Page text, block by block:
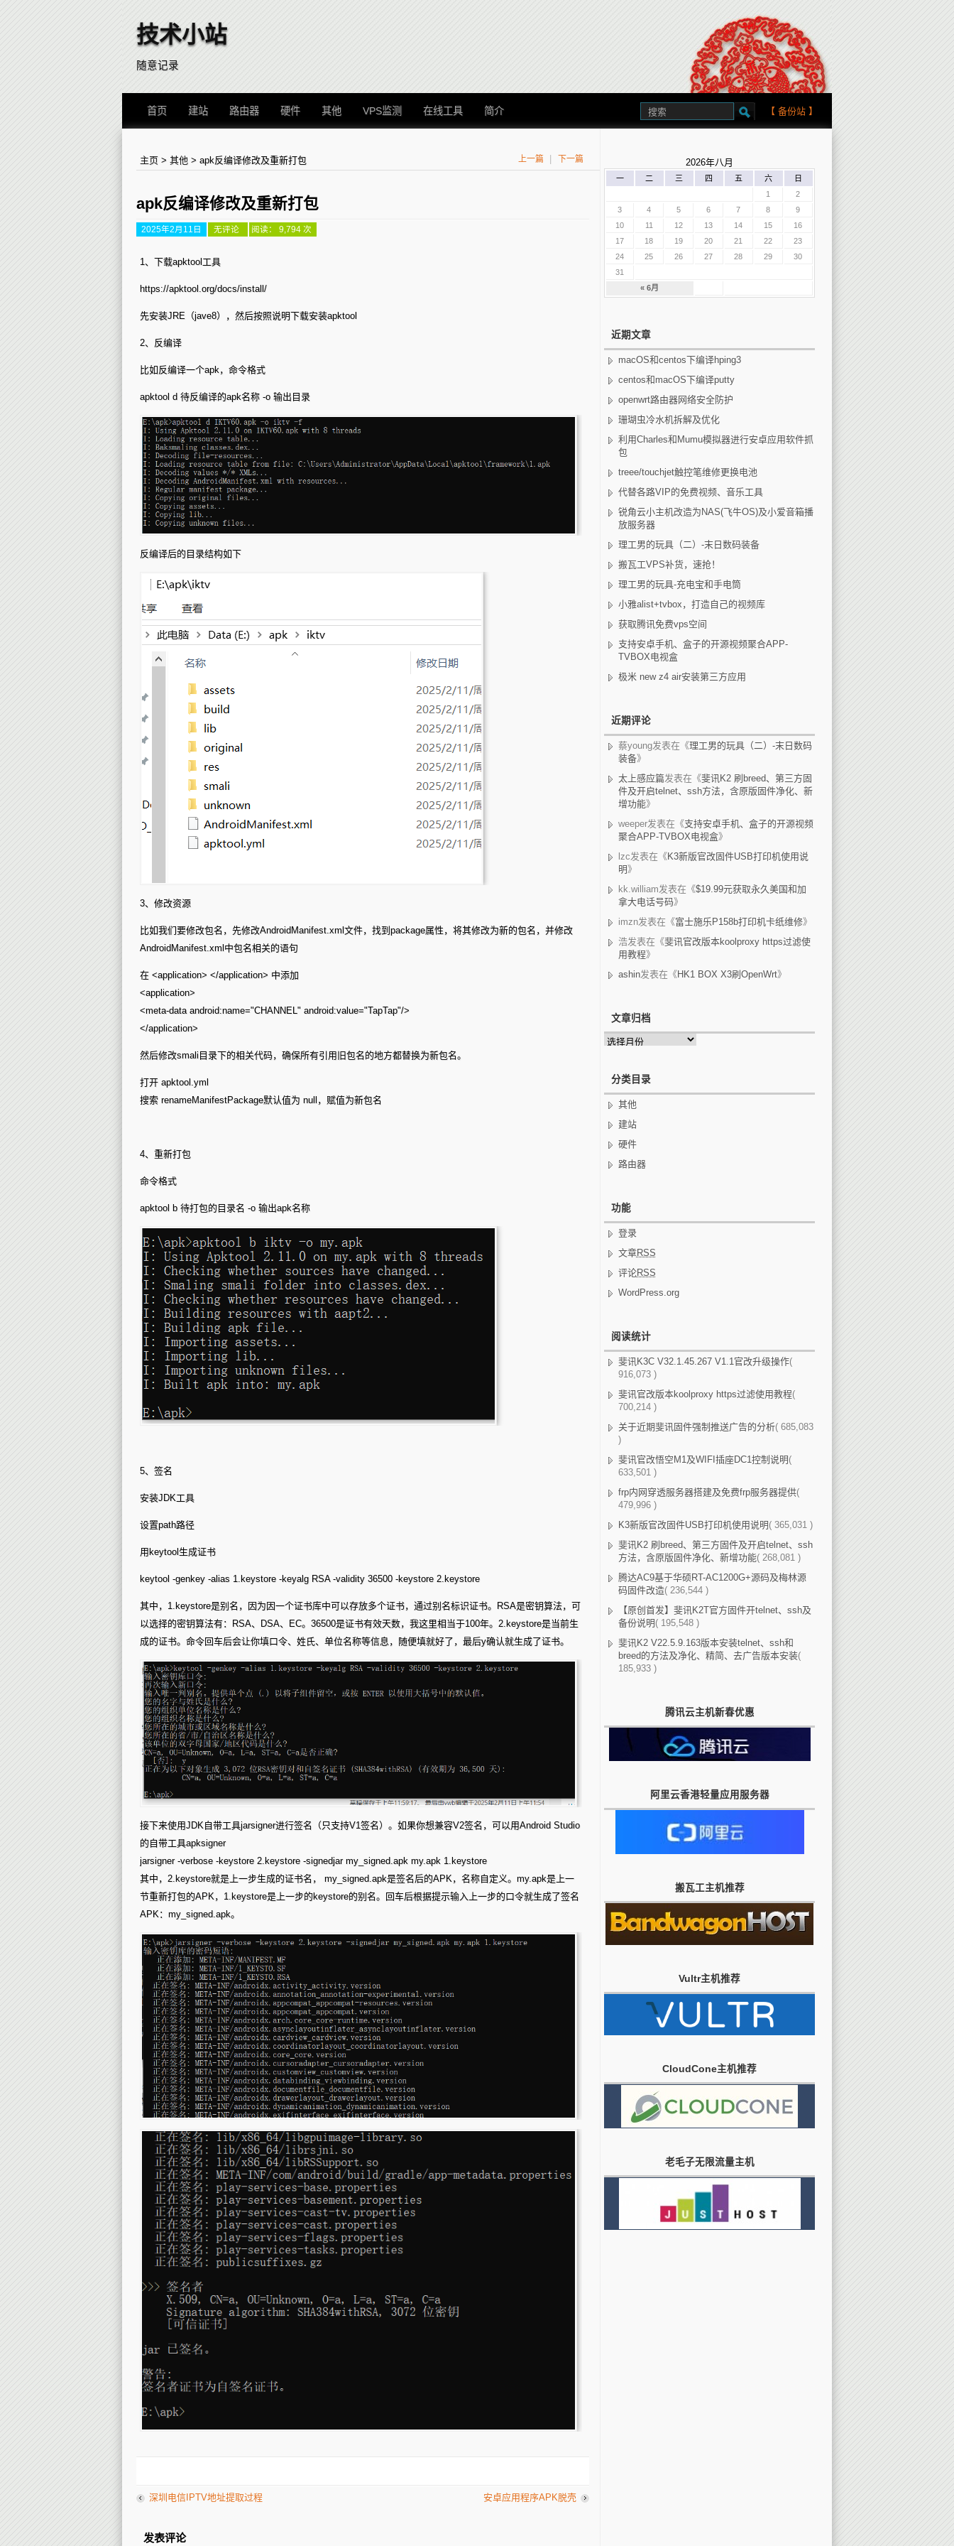
技术小站
随意记录
首页 建站 路由器 硬件 其他 VPS监测 在线工具 简介 【 备份站 】
主页 > 其他 > apk反编译修改及重新打包 上一篇 下一篇
apk反编译修改及重新打包
2025年2月11日
apk
反
译
修
及
打
无评论 阅读： 9,794 次
1、下载apktool工具
https://apktool.org/docs/install/
先安装JRE（jave8），然后按照说明下载安装apktool
2、反编译
比如反编译一个apk，命令格式
apktool d 待反编译的apk名称 -o 输出目录
反编译后的目录结构如下
3、修改资源
比如我们要修改包名，先修改AndroidManifest.xml文件，找到package属性，将其修改为新的包名，并修改
AndroidManifest.xml中包名相关的语句
在 <application> </application> 中添加
<application>
<meta-data android:name="CHANNEL" android:value="TapTap"/>
</application>
然后修改smali目录下的相关代码，确保所有引用旧包名的地方都替换为新包名。
打开 apktool.yml
搜索 renameManifestPackage默认值为 null，赋值为新包名
4、重新打包
命令格式
apktool b 待打包的目录名 -o 输出apk名称
5、签名
安装JDK工具
设置path路径
用keytool生成证书
keytool -genkey -alias 1.keystore -keyalg RSA -validity 36500 -keystore 2.keystore
其中，1.keystore是别名，因为因一个证书库中可以存放多个证书，通过别名标识证书。RSA是密钥算法，可
以选择的密钥算法有：RSA、DSA、EC。36500是证书有效天数，我这里相当于100年。2.keystore是当前生
成的证书。命令回车后会让你填口令、姓氏、单位名称等信息，随便填就好了，最后y确认就生成了证书。
接下来使用JDK自带工具jarsigner进行签名（只支持V1签名）。如果你想兼容V2签名，可以用Android Studio
的自带工具apksigner
jarsigner -verbose -keystore 2.keystore -signedjar my_signed.apk my.apk 1.keystore
其中，2.keystore就是上一步生成的证书名， my_signed.apk是签名后的APK，名称自定义。my.apk是上一
节重新打包的APK，1.keystore是上一步的keystore的别名。回车后根据提示输入上一步的口令就生成了签名
APK：my_signed.apk。
深圳电信IPTV地址提取过程 安卓应用程序APK脱壳
发表评论
2026年八月
一 二 三 四 五 六 日
« 6月
1
2
3
4 5 6 7 8
9
10
11 12 13 14 15
16
17
18 19 20 21 22
23
24
25 26 27 28 29
30
31
近期文章
macOS和centos下编译hping3
centos和macOS下编译putty
openwrt路由器网络安全防护
珊瑚虫冷水机拆解及优化
利用Charles和Mumu模拟器进行安卓应用软件抓
包
treee/touchjet触控笔维修更换电池
代替各路VIP的免费视频、音乐工具
锐角云小主机改造为NAS(飞牛OS)及小爱音箱播
放服务器
理工男的玩具（二）-末日数码装备
搬瓦工VPS补货，速抢！
理工男的玩具-充电宝和手电筒
小雅alist+tvbox，打造自己的视频库
获取腾讯免费vps空间
支持安卓手机、盒子的开源视频聚合APP-
TVBOX电视盒
极米 new z4 air安装第三方应用
近期评论
蔡young发表在《理工男的玩具（二）-末日数码
装备》
太上感应篇发表在《斐讯K2 刷breed、第三方固
件及开启telnet、ssh方法，含原版固件净化、新
增功能》
weeper发表在《支持安卓手机、盒子的开源视频
聚合APP-TVBOX电视盒》
lzc发表在《 K3新版官改固件USB打印机使用说
明 》
kk.william发表在《$19.99元获取永久美国和加
拿大电话号码》
imzn发表在《富士施乐P158b打印机卡纸维修》
浩发表在《斐讯官改版本koolproxy https过滤使
用教程》
ashin发表在《 HK1 BOX X3刷OpenWrt》
文章归档
文
分类目录
其他
建站
硬件
路由器
功能
登录
文章RSS
评论RSS
WordPress.org
阅读统计
斐讯K3C V32.1.45.267 V1.1官改升级操作(
916,073 )
斐讯官改版本koolproxy https过滤使用教程(
700,214 )
关于近期斐讯固件强制推送广告的分析( 685,083
)
斐讯官改悟空M1及WIFI插座DC1控制说明 (
633,501 )
frp内网穿透服务器搭建及免费frp服务器提供(
479,996 )
K3新版官改固件USB打印机使用说明 ( 365,031 )
斐讯K2 刷breed、第三方固件及开启telnet、ssh
方法，含原版固件净化、新增功能( 268,081 )
腾达AC9基于华硕RT-AC1200G+源码及梅林源
码固件改造( 236,544 )
【原创首发】斐讯K2T官方固件开telnet、ssh及
备份说明 ( 195,548 )
斐讯K2 V22.5.9.163版本安装telnet、ssh和
breed的方法及净化、精简、去广告版本安装(
185,933 )
腾讯云主机新春优惠
阿里云香港轻量应用服务器
搬瓦工主机推荐
Vultr主机推荐
CloudCone主机推荐
老毛子无限流量主机